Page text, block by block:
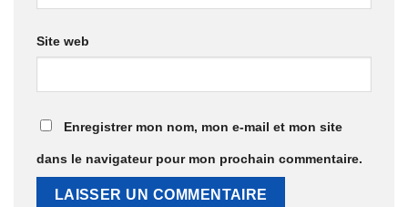
Site web
Enregistrer mon nom, mon e-mail et mon site
dans le navigateur pour mon prochain commentaire.